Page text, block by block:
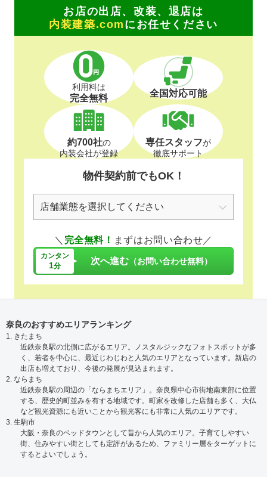
お店の出店、改装、退店は
内装建築.com にお任せください
利用料は
完全無料 全国対応可能
約700社の
内装会社が登録
専任スタッフが
徹底サポート
物件契約前でもOK！
＼ 完全無料！ まずはお問い合わせ／
カンタン
1分 次へ進む （お問い合わせ無料）
奈良のおすすめエリアランキング
1. きたまち
近鉄奈良駅の北側に広がるエリア。ノスタルジックなフォトスポットが多
く、若者を中心に、最近じわじわと人気のエリアとなっています。新店の
出店も増えており、今後の発展が見込まれます。
2. ならまち
近鉄奈良駅の周辺の「ならまちエリア」。奈良県中心市街地南東部に位置
する、歴史的町並みを有する地域です。町家を改修した店舗も多く、大仏
など観光資源にも近いことから観光客にも非常に人気のエリアです。
3. 生駒市
大阪・奈良のベッドタウンとして昔から人気のエリア。子育てしやすい
街、住みやすい街としても定評があるため、ファミリー層をターゲットに
するとよいでしょう。